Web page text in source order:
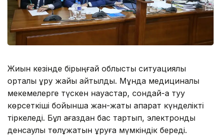
Жиын кезінде бірыңғай облыстық ситуациялық
орталық құру жайы айтылды. Мұнда медициналық
мекемелерге түскен науқастар, сондай-ақ туу
көрсеткіші бойынша жан-жақты ақпарат күнделікті
тіркеледі. Бұл қағаздан бас тартып, электронды
денсаулық төлқұжатын құруға мүмкіндік береді.